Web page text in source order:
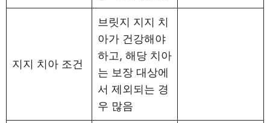
지지 치아 조건
브릿지 지지 치
아가 건강해야
하고, 해당 치아
는 보장 대상에
서 제외되는 경
우 많음